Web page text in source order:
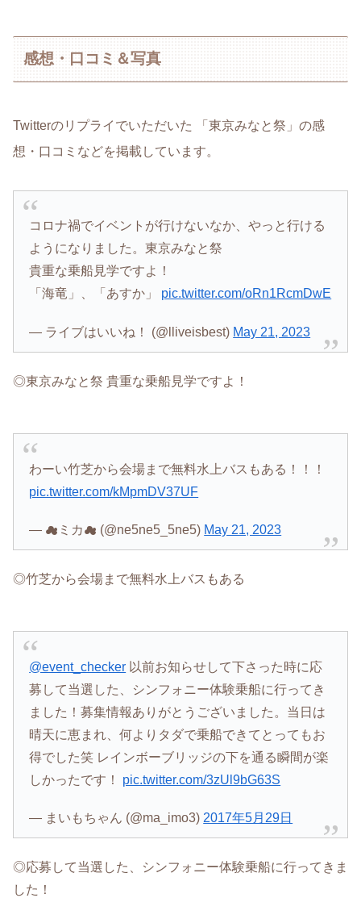
感想・口コミ＆写真
Twitterのリプライでいただいた 「東京みなと祭」の感
想・口コミなどを掲載しています。
コロナ禍でイベントが行けないなか、やっと行ける
ようになりました。東京みなと祭
貴重な乗船見学ですよ！
「海竜」、「あすか」 pic.twitter.com/oRn1RcmDwE
— ライブはいいね！ (@lliveisbest) May 21, 2023
◎東京みなと祭 貴重な乗船見学ですよ！
わーい竹芝から会場まで無料水上バスもある！！！
pic.twitter.com/kMpmDV37UF
— ☁ミカ☁ (@ne5ne5_5ne5) May 21, 2023
◎竹芝から会場まで無料水上バスもある
@event_checker 以前お知らせして下さった時に応
募して当選した、シンフォニー体験乗船に行ってき
ました！募集情報ありがとうございました。当日は
晴天に恵まれ、何よりタダで乗船できてとってもお
得でした笑 レインボーブリッジの下を通る瞬間が楽
しかったです！ pic.twitter.com/3zUl9bG63S
— まいもちゃん (@ma_imo3) 2017年5月29日
◎応募して当選した、シンフォニー体験乗船に行ってきま
した！